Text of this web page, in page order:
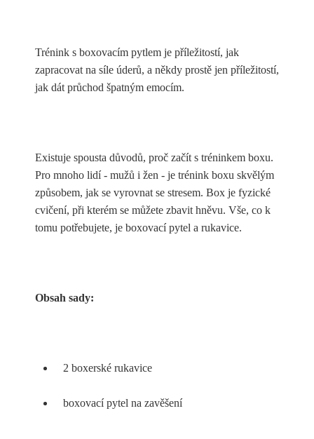
Trénink s boxovacím pytlem je příležitostí, jak
zapracovat na síle úderů, a někdy prostě jen příležitostí,
jak dát průchod špatným emocím.
Existuje spousta důvodů, proč začít s tréninkem boxu.
Pro mnoho lidí - mužů i žen - je trénink boxu skvělým
způsobem, jak se vyrovnat se stresem. Box je fyzické
cvičení, při kterém se můžete zbavit hněvu. Vše, co k
tomu potřebujete, je boxovací pytel a rukavice.
Obsah sady:
2 boxerské rukavice
boxovací pytel na zavěšení